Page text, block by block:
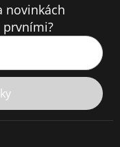
novinkách
prvními?